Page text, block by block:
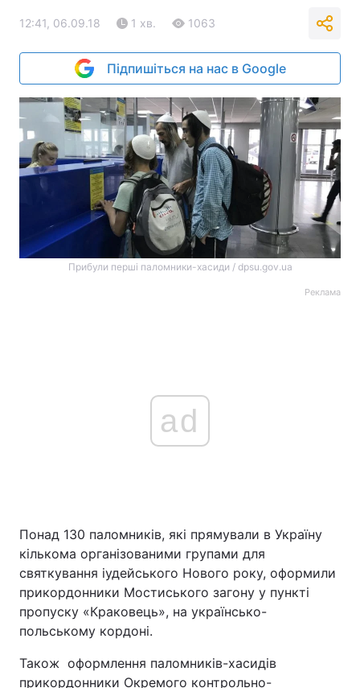
12:41, 06.09.18 1 хв. 1063
Підпишіться на нас в Google
Прибули перші паломники-хасиди / dpsu.gov.ua
Реклама
ad
Понад 130 паломників, які прямували в Україну
кількома організованими групами для
святкування іудейського Нового року, оформили
прикордонники Мостиського загону у пункті
пропуску «Краковець», на українсько-
польському кордоні.
Також оформлення паломників-хасидів
прикордонники Окремого контрольно-